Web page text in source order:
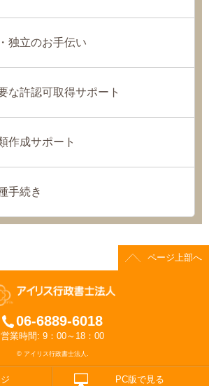
独立のお手伝い
な許認可取得サポート
作成サポート
手続き
ページ上部へ
06-6889-6018
営業時間: 9：00～18：00
© アイリス行政書士法人.
PC版で見る